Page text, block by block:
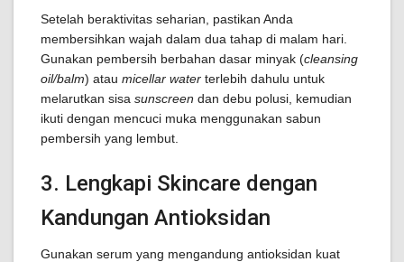
Setelah beraktivitas seharian, pastikan Anda
membersihkan wajah dalam dua tahap di malam hari.
Gunakan pembersih berbahan dasar minyak (cleansing
oil/balm) atau micellar water terlebih dahulu untuk
melarutkan sisa sunscreen dan debu polusi, kemudian
ikuti dengan mencuci muka menggunakan sabun
pembersih yang lembut.
3. Lengkapi Skincare dengan
Kandungan Antioksidan
Gunakan serum yang mengandung antioksidan kuat